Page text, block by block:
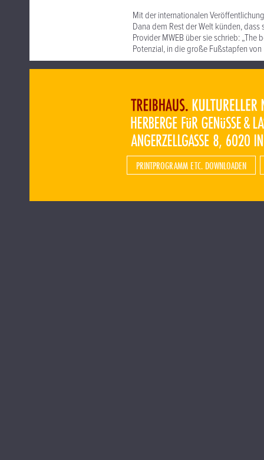
Mit der internationalen
Dana dem Rest der Welt künden,
Provider MWEB über sie schrieb:
Potenzial, in die große Fußstapfen
PRINTPROGRAMM ETC. DOWNLOADEN